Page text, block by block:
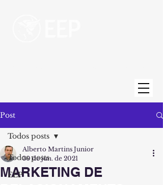
Post
Todos posts
EEP
Todos posts
MARKETING DE
Alberto Martins Junior
30 de jun. de 2021